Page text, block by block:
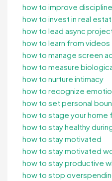
how to improve
how to invest in real
how to lead async
how to learn from
how to manage screen
how to measure
how to nurture intimacy
how to recognize
how to set personal
how to stage your home
how to stay healthy
how to stay motivated
how to stay motivated
how to stay productive
how to stop